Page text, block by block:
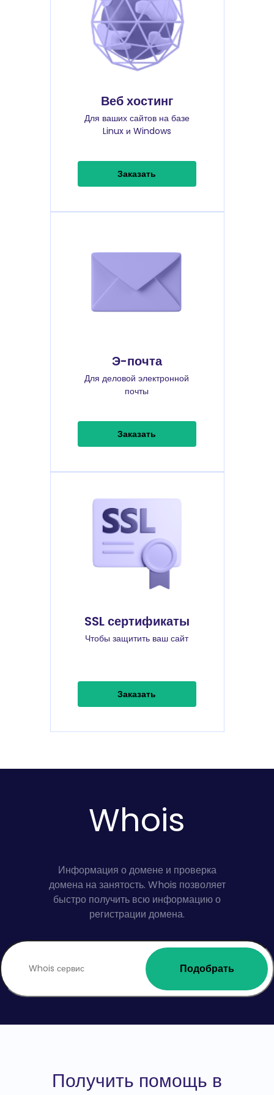
Веб хостинг
Для ваших сайтов на базе
Linux и Windows
Заказать
Э-почта
Для деловой электронной
почты
Заказать
SSL сертификаты
Чтобы защитить ваш сайт
Заказать
Whois
Информация о домене и проверка
домена на занятость. Whois позволяет
быстро получить всю информацию о
регистрации домена.
Подобрать
Получить помощь в